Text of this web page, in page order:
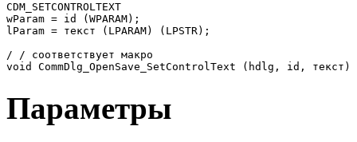
CDM_SETCONTROLTEXT
wParam = id (WPARAM);
lParam = текст (LPARAM) (LPSTR);
/ / соответствует макро
Параметры